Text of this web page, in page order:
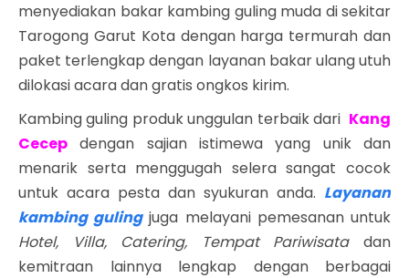
menyediakan bakar kambing guling muda di sekitar
Tarogong Garut Kota dengan harga termurah dan
paket terlengkap dengan layanan bakar ulang utuh
dilokasi acara dan gratis ongkos kirim.
Kambing guling produk unggulan terbaik dari Kang
Cecep dengan sajian istimewa yang unik dan
menarik serta menggugah selera sangat cocok
untuk acara pesta dan syukuran anda. Layanan
kambing gulingjuga melayani pemesanan untuk
Hotel, Villa, Catering, Tempat Pariwisata dan
kemitraan lainnya lengkap dengan berbagai